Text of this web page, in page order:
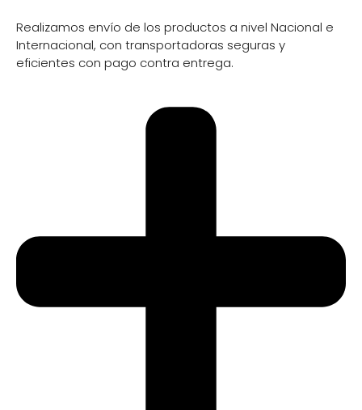
Realizamos envío de los productos a nivel Nacional e
Internacional, con transportadoras seguras y
eficientes con pago contra entrega.